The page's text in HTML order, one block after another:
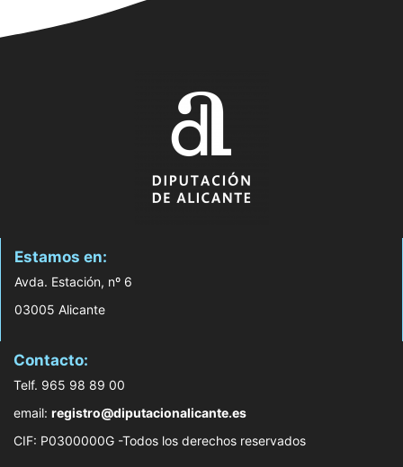
Estamos en:
Avda. Estación, nº 6
03005 Alicante
Contacto:
Telf. 965 98 89 00
email: registro@diputacionalicante.es
CIF: P0300000G -Todos los derechos reservados